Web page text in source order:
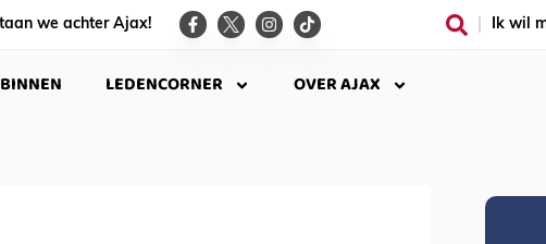
we achter Ajax! Ik wil
LEDENCORNER OVER AJAX